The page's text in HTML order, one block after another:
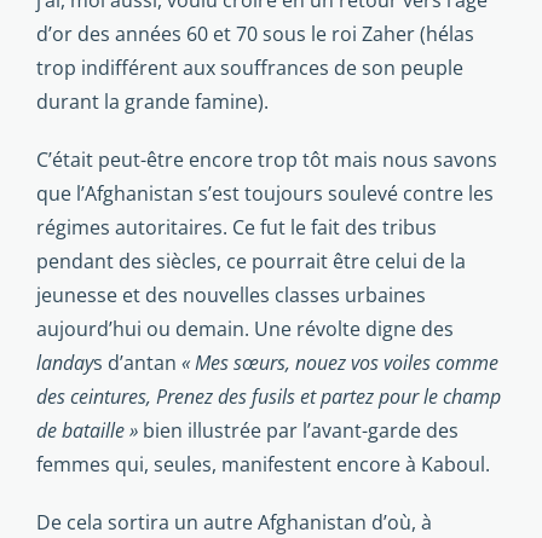
d’or des années 60 et 70 sous le roi Zaher (hélas
trop indifférent aux souffrances de son peuple
durant la grande famine).
C’était peut-être encore trop tôt mais nous savons
que l’Afghanistan s’est toujours soulevé contre les
régimes autoritaires. Ce fut le fait des tribus
pendant des siècles, ce pourrait être celui de la
jeunesse et des nouvelles classes urbaines
aujourd’hui ou demain. Une révolte digne des
landays d’antan « Mes sœurs, nouez vos voiles comme
des ceintures, Prenez des fusils et partez pour le champ
de bataille » bien illustrée par l’avant-garde des
femmes qui, seules, manifestent encore à Kaboul.
De cela sortira un autre Afghanistan d’où, à